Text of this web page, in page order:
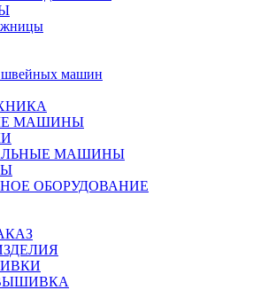
швейных машин
МАШИНЫ
МАШИНЫ
ОБОРУДОВАНИЕ